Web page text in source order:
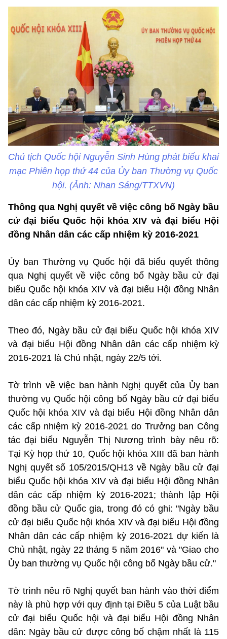
Chủ tịch Quốc hội Nguyễn Sinh Hùng phát biểu khai
mạc Phiên họp thứ 44 của Ủy ban Thường vụ Quốc
hội. (Ảnh: Nhan Sáng/TTXVN)
Thông qua Nghị quyết về việc công bố Ngày bầu
cử đại biểu Quốc hội khóa XIV và đại biểu Hội
đồng Nhân dân các cấp nhiệm kỳ 2016-2021
Ủy ban Thường vụ Quốc hội đã biểu quyết thông
qua Nghị quyết về việc công bố Ngày bầu cử đại
biểu Quốc hội khóa XIV và đại biểu Hội đồng Nhân
dân các cấp nhiệm kỳ 2016-2021.
Theo đó, Ngày bầu cử đại biểu Quốc hội khóa XIV
và đại biểu Hội đồng Nhân dân các cấp nhiệm kỳ
2016-2021 là Chủ nhật, ngày 22/5 tới.
Tờ trình về việc ban hành Nghị quyết của Ủy ban
thường vụ Quốc hội công bố Ngày bầu cử đại biểu
Quốc hội khóa XIV và đại biểu Hội đồng Nhân dân
các cấp nhiệm kỳ 2016-2021 do Trưởng ban Công
tác đại biểu Nguyễn Thị Nương trình bày nêu rõ:
Tại Kỳ họp thứ 10, Quốc hội khóa XIII đã ban hành
Nghị quyết số 105/2015/QH13 về Ngày bầu cử đại
biểu Quốc hội khóa XIV và đại biểu Hội đồng Nhân
dân các cấp nhiệm kỳ 2016-2021; thành lập Hội
đồng bầu cử Quốc gia, trong đó có ghi: "Ngày bầu
cử đại biểu Quốc hội khóa XIV và đại biểu Hội đồng
Nhân dân các cấp nhiệm kỳ 2016-2021 dự kiến là
Chủ nhật, ngày 22 tháng 5 năm 2016" và "Giao cho
Ủy ban thường vụ Quốc hội công bố Ngày bầu cử."
Tờ trình nêu rõ Nghị quyết ban hành vào thời điểm
này là phù hợp với quy định tại Điều 5 của Luật bầu
cử đại biểu Quốc hội và đại biểu Hội đồng Nhân
dân: Ngày bầu cử được công bố chậm nhất là 115